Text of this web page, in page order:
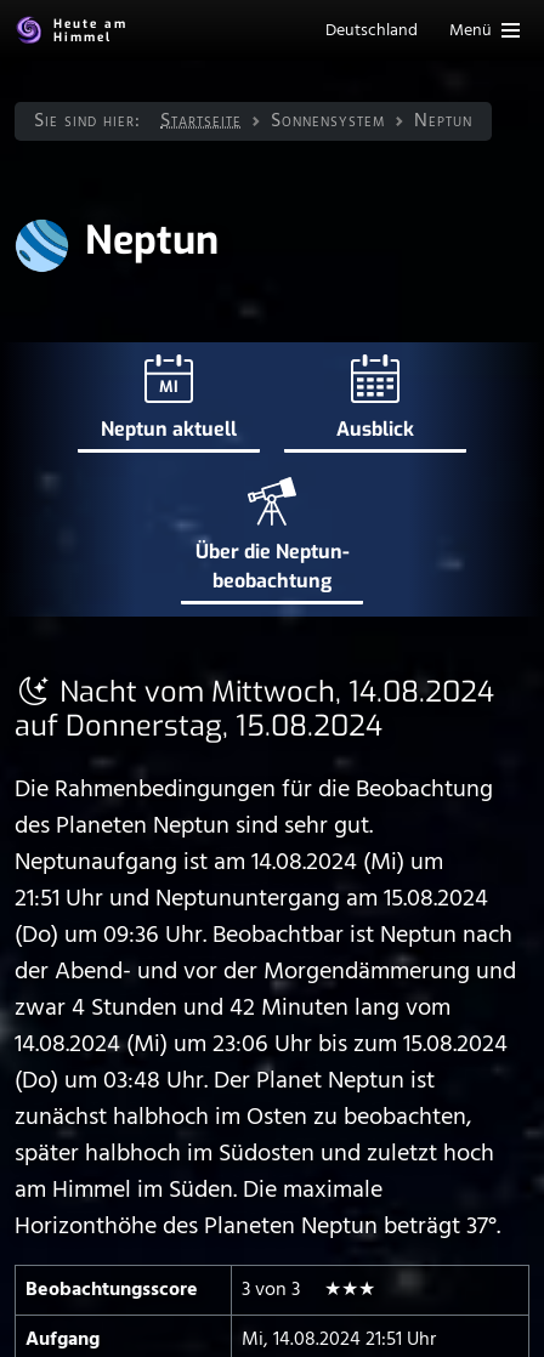
Heute am
Himmel
Deutschland Menü
Sie sind hier: Startseite Sonnen­system Neptun
Neptun
MI
Neptun aktuell Ausblick
Über die Neptun­
beobachtung
Nacht vom Mittwoch, 14.08.2024
auf Donnerstag, 15.08.2024
Die Rahmenbedingungen für die Beobachtung
des Planeten Neptun sind sehr gut.
Neptunaufgang ist am 14.08.2024 (Mi) um
21:51 Uhr und Neptununtergang am 15.08.2024
(Do) um 09:36 Uhr. Beobachtbar ist Neptun nach
der Abend- und vor der Morgendämmerung und
zwar 4 Stunden und 42 Minuten lang vom
14.08.2024 (Mi) um 23:06 Uhr bis zum 15.08.2024
(Do) um 03:48 Uhr. Der Planet Neptun ist
zunächst halbhoch im Osten zu beobachten,
später halbhoch im Südosten und zuletzt hoch
am Himmel im Süden. Die maximale
Horizonthöhe des Planeten Neptun beträgt 37°.
Beobachtungs­score
3 von 3 ★★★
Aufgang
Mi, 14.08.2024 21:51 Uhr